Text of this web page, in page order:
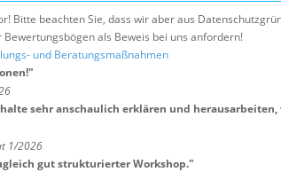
Bitte beachten Sie, dass wir aber aus
als Beweis bei uns anfordern!
und Beratungsmaßnahmen
"
sehr anschaulich erklären und
1/2026
gut strukturierter Workshop."